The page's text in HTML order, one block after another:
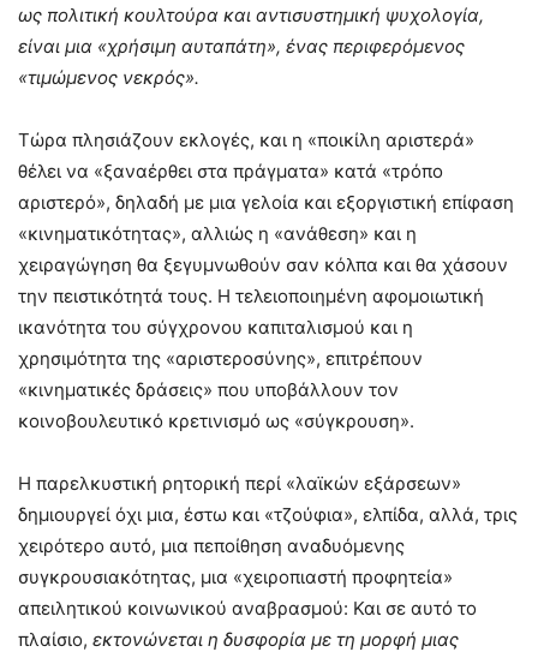
ως πολιτική κουλτούρα και αντισυστημική ψυχολογία,
είναι μια «χρήσιμη αυταπάτη», ένας περιφερόμενος
«τιμώμενος νεκρός».
Τώρα πλησιάζουν εκλογές, και η «ποικίλη αριστερά»
θέλει να «ξαναέρθει στα πράγματα» κατά «τρόπο
αριστερό», δηλαδή με μια γελοία και εξοργιστική επίφαση
«κινηματικότητας», αλλιώς η «ανάθεση» και η
χειραγώγηση θα ξεγυμνωθούν σαν κόλπα και θα χάσουν
την πειστικότητά τους. Η τελειοποιημένη αφομοιωτική
ικανότητα του σύγχρονου καπιταλισμού και η
χρησιμότητα της «αριστεροσύνης», επιτρέπουν
«κινηματικές δράσεις» που υποβάλλουν τον
κοινοβουλευτικό κρετινισμό ως «σύγκρουση».
Η παρελκυστική ρητορική περί «λαϊκών εξάρσεων»
δημιουργεί όχι μια, έστω και «τζούφια», ελπίδα, αλλά, τρις
χειρότερο αυτό, μια πεποίθηση αναδυόμενης
συγκρουσιακότητας, μια «χειροπιαστή προφητεία»
απειλητικού κοινωνικού αναβρασμού: Και σε αυτό το
πλαίσιο, εκτονώνεται η δυσφορία με τη μορφή μιας